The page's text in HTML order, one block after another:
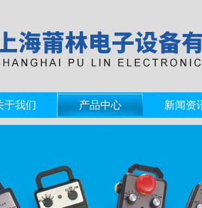
于我们 产品中心 新闻资